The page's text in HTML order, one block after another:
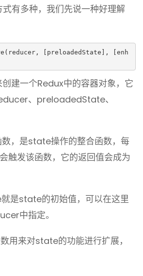
有多种，我们先说一种好理解
[preloadedState], [enh
建一个Redux中的容器对象，它
、preloadedState、
，是state操作的整合函数，每
触发该函数，它的返回值会成为
是state的初始值，可以在这里
中指定。
用来对state的功能进行扩展，